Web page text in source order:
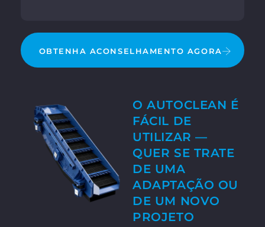
OBTENHA ACONSELHAMENTO AGORA
O AUTOCLEAN É
FÁCIL DE
UTILIZAR —
QUER SE TRATE
DE UMA
ADAPTAÇÃO OU
DE UM NOVO
PROJETO